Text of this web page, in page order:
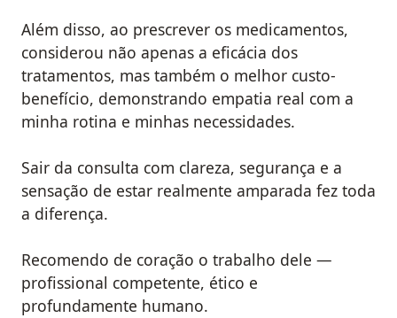
Além disso, ao prescrever os medicamentos,
considerou não apenas a eficácia dos
tratamentos, mas também o melhor custo-
benefício, demonstrando empatia real com a
minha rotina e minhas necessidades.
Sair da consulta com clareza, segurança e a
sensação de estar realmente amparada fez toda
a diferença.
Recomendo de coração o trabalho dele —
profissional competente, ético e
profundamente humano.